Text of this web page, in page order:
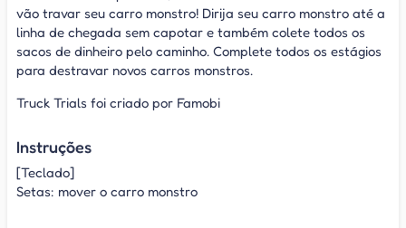
vão travar seu carro monstro! Dirija seu carro monstro até a
linha de chegada sem capotar e também colete todos os
sacos de dinheiro pelo caminho. Complete todos os estágios
para destravar novos carros monstros.
Truck Trials foi criado por Famobi
Instruções
[Teclado]
Setas: mover o carro monstro